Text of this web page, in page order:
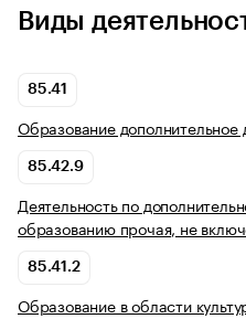
Виды
85.41
Образование дополнительное
85.42.9
Деятельность по
образованию прочая, не
85.41.2
Образование в области